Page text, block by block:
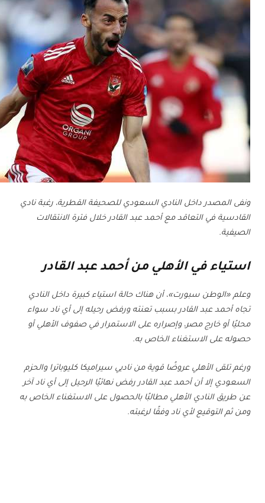
ونفى المصدر داخل النادي السعودي للصحيفة القطرية، رغبة نادي
القادسية في التعاقد مع أحمد عبد القادر خلال فترة الانتقالات
الصيفية.
استياء في الأهلي من أحمد عبد القادر
وعلم «الوطن سبورت»، أن هناك حالة استياء كبيرة داخل النادي
تجاه أحمد عبد القادر بسبب تعنته ورفض رحيله إلى أي ناد سواء
محليًا أو خارج مصر، وإصراره على الاستمرار في صفوف الأهلي أو
حصوله على الاستغناء الخاص به.
ورغم تلقى الأهلي عروضًا قوية من ناديي سيراميكا كليوباترا والحزم
السعودي إلا أن أحمد عبد القادر رفض نهائيًا الرحيل إلى أي ناد آخر
عن طريق النادي الأهلي مطالبًا بالحصول على الاستغناء الخاص به
ومن ثم التوقيع لأي ناد وفقًا لرغبته.